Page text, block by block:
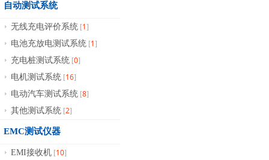
自动测试系统
无线充电评价系统 [1]
电池充放电测试系统 [1]
充电桩测试系统 [0]
电机测试系统 [16]
电动汽车测试系统 [8]
其他测试系统 [2]
EMC测试仪器
EMI接收机 [10]